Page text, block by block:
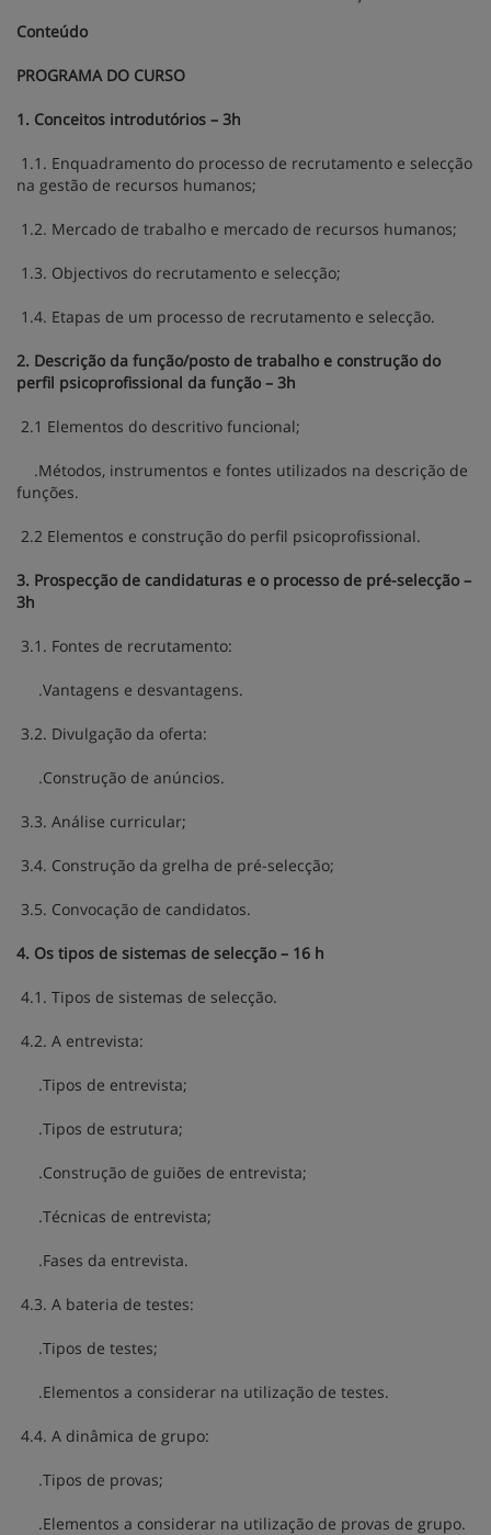
Conteúdo
PROGRAMA DO CURSO
1. Conceitos introdutórios – 3h
1.1. Enquadramento do processo de recrutamento e selecção
na gestão de recursos humanos;
1.2. Mercado de trabalho e mercado de recursos humanos;
1.3. Objectivos do recrutamento e selecção;
1.4. Etapas de um processo de recrutamento e selecção.
2. Descrição da função/posto de trabalho e construção do
perfil psicoprofissional da função – 3h
2.1 Elementos do descritivo funcional;
.Métodos, instrumentos e fontes utilizados na descrição de
funções.
2.2 Elementos e construção do perfil psicoprofissional.
3. Prospecção de candidaturas e o processo de pré-selecção –
3h
3.1. Fontes de recrutamento:
.Vantagens e desvantagens.
3.2. Divulgação da oferta:
.Construção de anúncios.
3.3. Análise curricular;
3.4. Construção da grelha de pré-selecção;
3.5. Convocação de candidatos.
4. Os tipos de sistemas de selecção – 16 h
4.1. Tipos de sistemas de selecção.
4.2. A entrevista:
.Tipos de entrevista;
.Tipos de estrutura;
.Construção de guiões de entrevista;
.Técnicas de entrevista;
.Fases da entrevista.
4.3. A bateria de testes:
.Tipos de testes;
.Elementos a considerar na utilização de testes.
4.4. A dinâmica de grupo:
.Tipos de provas;
.Elementos a considerar na utilização de provas de grupo.